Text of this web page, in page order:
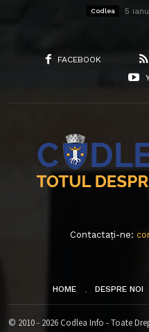
Codlea 5
FACEBOOK
Contactați-ne:
HOME DESPRE NOI
© 2010 - 2026 Codlea Info - Toate